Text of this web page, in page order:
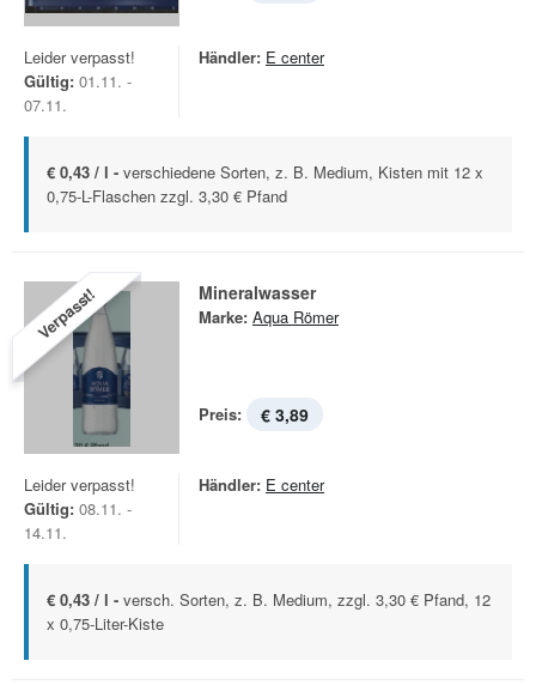
Leider verpasst!
Gültig: 01.11. -
07.11.
Händler: E center
€ 0,43 / l - verschiedene Sorten, z. B. Medium, Kisten mit 12 x
0,75-L-Flaschen zzgl. 3,30 € Pfand
Verpasst! Mineralwasser
Marke: Aqua Römer
Preis: € 3,89
Leider verpasst!
Gültig: 08.11. -
14.11.
Händler: E center
€ 0,43 / l - versch. Sorten, z. B. Medium, zzgl. 3,30 € Pfand, 12
x 0,75-Liter-Kiste